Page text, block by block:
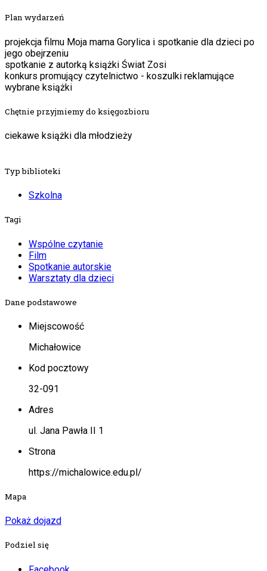
Plan wydarzeń
projekcja filmu Moja mama Gorylica i spotkanie dla dzieci po
jego obejrzeniu
spotkanie z autorką książki Świat Zosi
konkurs promujący czytelnictwo - koszulki reklamujące
wybrane książki
Chętnie przyjmiemy do księgozbioru
ciekawe książki dla młodzieży
Typ biblioteki
Szkolna
Tagi
Wspólne czytanie
Film
Spotkanie autorskie
Warsztaty dla dzieci
Dane podstawowe
Miejscowość
Michałowice
Kod pocztowy
32-091
Adres
ul. Jana Pawła II 1
Strona
https://michalowice.edu.pl/
Mapa
Pokaż dojazd
Podziel się